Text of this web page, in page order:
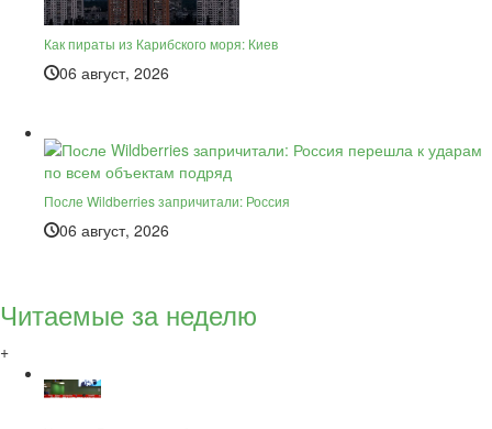
Как пираты из Карибского моря: Киев
06 август, 2026
После Wildberries запричитали: Россия
06 август, 2026
Читаемые за неделю
+